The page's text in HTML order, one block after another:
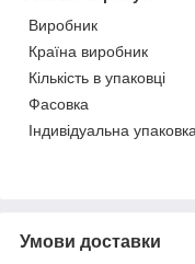
Виробник
Країна виробник
Кількість в упаковці
Фасовка
Індивідуальна упаковка
Умови доставки